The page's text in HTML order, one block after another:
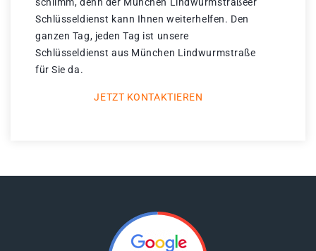
schlimm, denn der München Lindwurmstraßeer
Schlüsseldienst kann Ihnen weiterhelfen. Den
ganzen Tag, jeden Tag ist unsere
Schlüsseldienst aus München Lindwurmstraße
für Sie da.
JETZT KONTAKTIEREN